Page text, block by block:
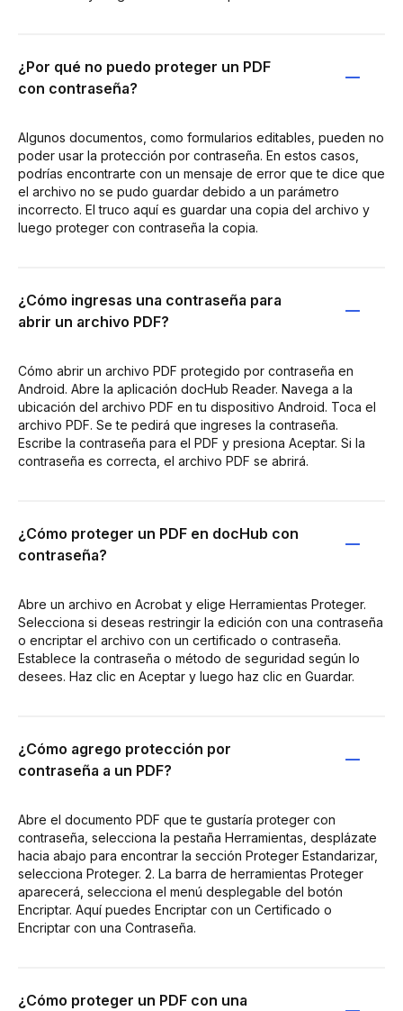
¿Por qué no puedo proteger un PDF
con contraseña?
Algunos documentos, como formularios editables, pueden no
poder usar la protección por contraseña. En estos casos,
podrías encontrarte con un mensaje de error que te dice que
el archivo no se pudo guardar debido a un parámetro
incorrecto. El truco aquí es guardar una copia del archivo y
luego proteger con contraseña la copia.
¿Cómo ingresas una contraseña para
abrir un archivo PDF?
Cómo abrir un archivo PDF protegido por contraseña en
Android. Abre la aplicación docHub Reader. Navega a la
ubicación del archivo PDF en tu dispositivo Android. Toca el
archivo PDF. Se te pedirá que ingreses la contraseña.
Escribe la contraseña para el PDF y presiona Aceptar. Si la
contraseña es correcta, el archivo PDF se abrirá.
¿Cómo proteger un PDF en docHub con
contraseña?
Abre un archivo en Acrobat y elige Herramientas Proteger.
Selecciona si deseas restringir la edición con una contraseña
o encriptar el archivo con un certificado o contraseña.
Establece la contraseña o método de seguridad según lo
desees. Haz clic en Aceptar y luego haz clic en Guardar.
¿Cómo agrego protección por
contraseña a un PDF?
Abre el documento PDF que te gustaría proteger con
contraseña, selecciona la pestaña Herramientas, desplázate
hacia abajo para encontrar la sección Proteger Estandarizar,
selecciona Proteger. 2. La barra de herramientas Proteger
aparecerá, selecciona el menú desplegable del botón
Encriptar. Aquí puedes Encriptar con un Certificado o
Encriptar con una Contraseña.
¿Cómo proteger un PDF con una